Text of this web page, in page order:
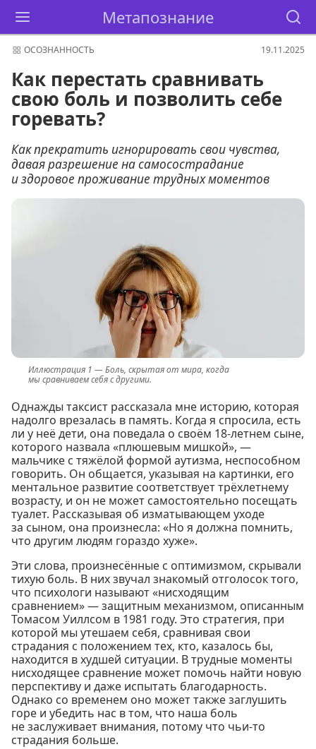
Метапознание
ОСОЗНАННОСТЬ 19.11.2025
Как перестать сравнивать
свою боль и позволить себе
горевать?
Как прекратить игнорировать свои чувства,
давая разрешение на самосострадание
и здоровое проживание трудных моментов
Боль, скрытая от мира, когда
мы сравниваем себя с другими.
Однажды таксист рассказала мне историю, которая
надолго врезалась в память. Когда я спросила, есть
ли у неё дети, она поведала о своём 18-летнем сыне,
которого назвала «плюшевым мишкой», —
мальчике с тяжёлой формой аутизма, неспособном
говорить. Он общается, указывая на картинки, его
ментальное развитие соответствует трёхлетнему
возрасту, и он не может самостоятельно посещать
туалет. Рассказывая об изматывающем уходе
за сыном, она произнесла: «Но я должна помнить,
что другим людям гораздо хуже».
Эти слова, произнесённые с оптимизмом, скрывали
тихую боль. В них звучал знакомый отголосок того,
что психологи называют «нисходящим
сравнением» — защитным механизмом, описанным
Томасом Уиллсом в 1981 году. Это стратегия, при
которой мы утешаем себя, сравнивая свои
страдания с положением тех, кто, казалось бы,
находится в худшей ситуации. В трудные моменты
нисходящее сравнение может помочь найти новую
перспективу и даже испытать благодарность.
Однако со временем оно может также заглушить
горе и убедить нас в том, что наша боль
не заслуживает внимания, потому что чьи-то
страдания больше.